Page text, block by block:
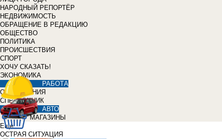
НАРОДНЫЙ РЕПОРТЁР
НЕДВИЖИМОСТЬ
ОБРАЩЕНИЕ В РЕДАКЦИЮ
ОБЩЕСТВО
ПОЛИТИКА
ПРОИСШЕСТВИЯ
СПОРТ
ХОЧУ СКАЗАТЬ!
ЭКОНОМИКА
РАБОТА
ОБЪЯВЛЕНИЯ
СПРАВОЧНИК
АВТО
МАГАЗИНЫ
Еще
ОСТРАЯ СИТУАЦИЯ